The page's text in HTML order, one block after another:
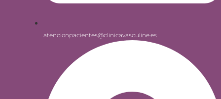
atencionpacientes@clinicavasculine.es